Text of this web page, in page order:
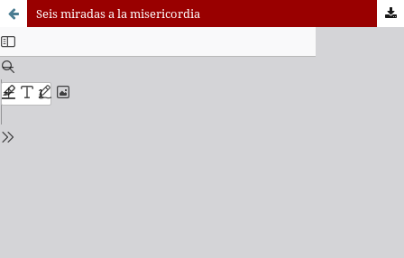
Seis miradas a la misericordia